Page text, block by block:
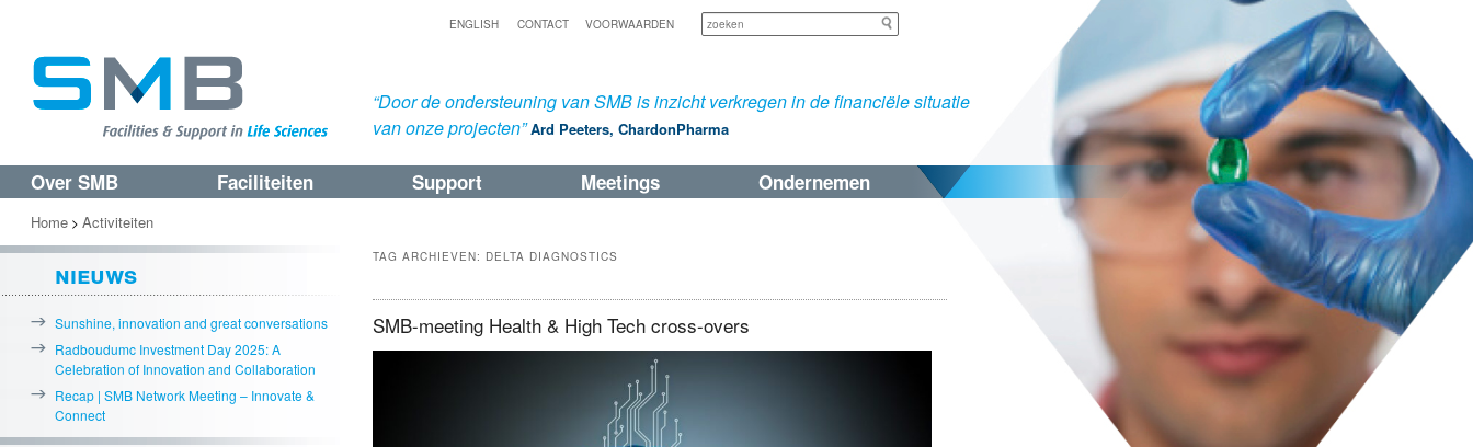
ENGLISH CONTACT VOORWAARDEN
“Door de ondersteuning van SMB is inzicht verkregen in de financiële situatie
van onze projecten” Ard Peeters, ChardonPharma
Spring
naar
de
primaire
inhoud
Spring
naar
de
secundaire
inhoud
Over SMB Faciliteiten Support Meetings Ondernemen
TAG ARCHIEVEN: DELTA DIAGNOSTICS
SMB-meeting Health & High Tech cross-overs
Home > Activiteiten
nieuws
Sunshine, innovation and great conversations
Radboudumc Investment Day 2025: A
Celebration of Innovation and Collaboration
Recap | SMB Network Meeting – Innovate &
Connect